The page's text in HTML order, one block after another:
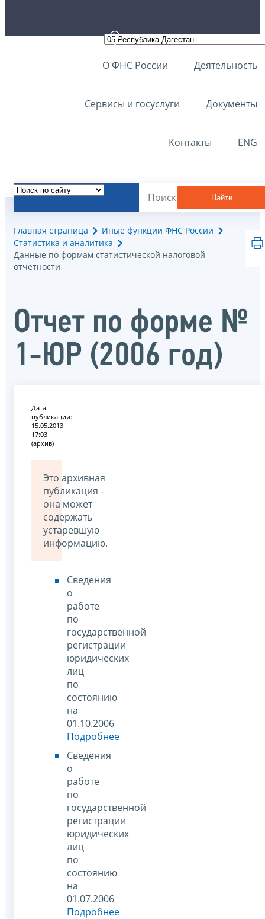
О ФНС России Деятельность
Сервисы и госуслуги Документы
Контакты ENG
Найти
Главная страница
Иные функции ФНС России
Статистика и аналитика
Данные по формам статистической налоговой
отчётности
Отчет по форме №
1-ЮР (2006 год)
Дата
публикации:
15.05.2013
17:03
(архив)
Это архивная
публикация -
она может
содержать
устаревшую
информацию.
Сведения
о
работе
по
государственной
регистрации
юридических
лиц
по
состоянию
на
01.10.2006
Подробнее
Сведения
о
работе
по
государственной
регистрации
юридических
лиц
по
состоянию
на
01.07.2006
Подробнее